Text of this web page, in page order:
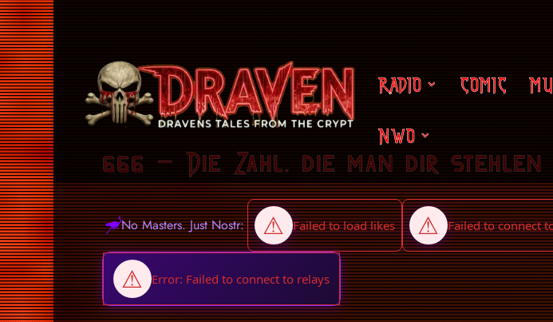
RADIO COMIC
NWO
666 – Die Zahl, die man dir
No Masters. Just Nostr: